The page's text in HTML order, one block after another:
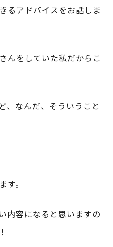
るアドバイスをお話しま
んをしていた私だからこ
、なんだ、そういうこと
す。
内容になると思いますの